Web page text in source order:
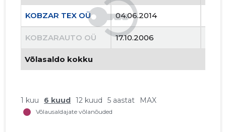
KOBZAR TEX OÜ 04.06.2014
KOBZARAUTO OÜ 17.10.2006
Võlasaldo kokku
1 kuu 6 kuud 12 kuud 5 aastat MAX